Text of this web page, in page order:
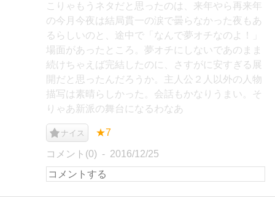
こりゃもうネタだと思ったのは、来年やら再来年
の今月今夜は結局貫一の涙で曇らなかった夜もあ
るらしいのと、途中で「なんで夢オチなのよ！」
場面があったところ。夢オチにしないであのまま
続けちゃえば完結したのに、さすがに安すぎる展
開だと思ったんだろうか。主人公２人以外の人物
描写は素晴らしかった。会話もかなりうまい。そ
りゃあ新派の舞台になるわなあ
ナイス ★7
コメント(0) 2016/12/25